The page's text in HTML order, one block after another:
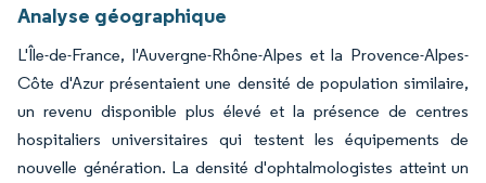
Analyse géographique
L'Île-de-France, l'Auvergne-Rhône-Alpes et la Provence-Alpes-
Côte d'Azur présentaient une densité de population similaire,
un revenu disponible plus élevé et la présence de centres
hospitaliers universitaires qui testent les équipements de
nouvelle génération. La densité d'ophtalmologistes atteint un